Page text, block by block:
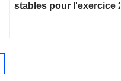
stables pour l'exercice